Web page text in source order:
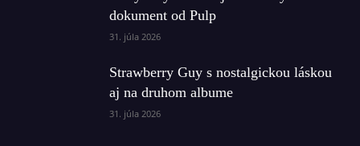
dokument od Pulp
31. júla 2026
Strawberry Guy s nostalgickou láskou
aj na druhom albume
31. júla 2026